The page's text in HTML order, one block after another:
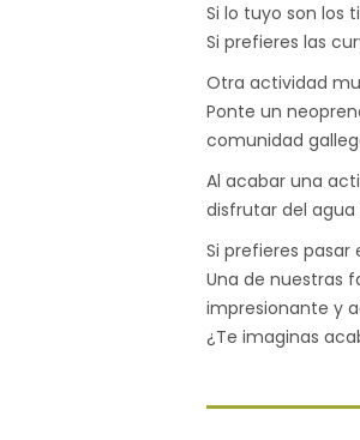
Si lo tuyo son los
Si prefieres las
Otra actividad
Ponte un
comunidad
Al acabar una
disfrutar del
Si prefieres
Una de nuestras
impresionante y
¿Te imaginas